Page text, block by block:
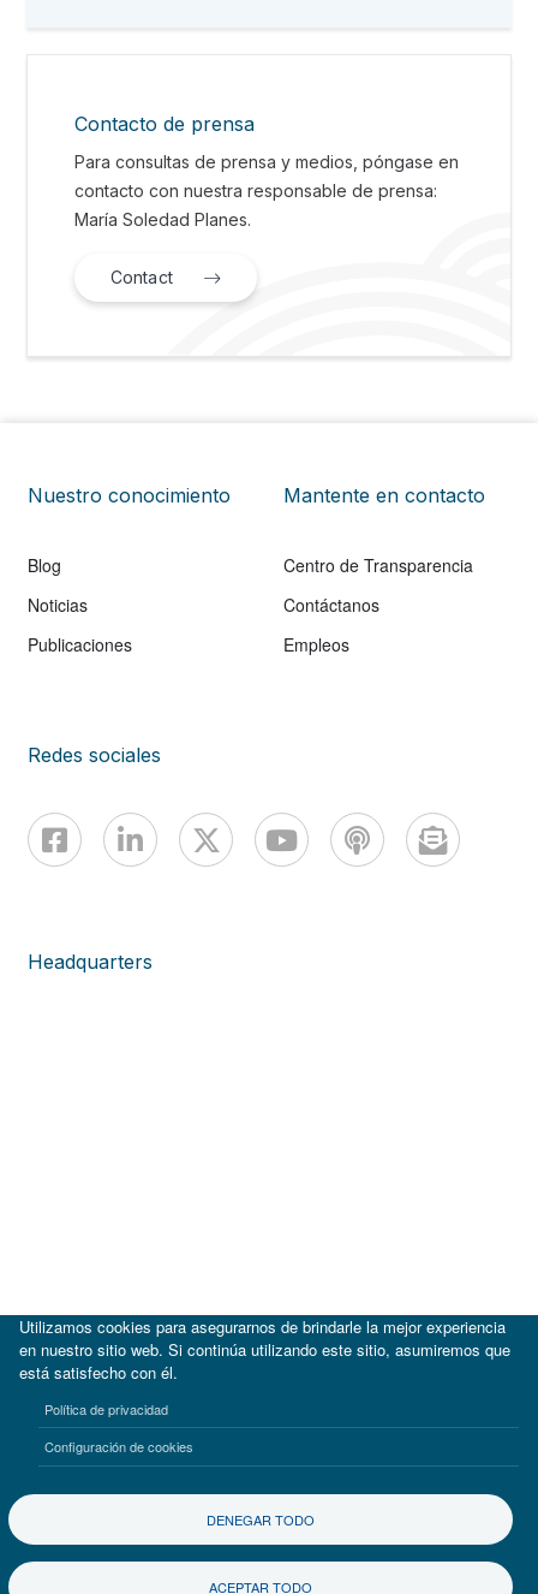
Contacto de prensa
Para consultas de prensa y medios, póngase en
contacto con nuestra responsable de prensa:
María Soledad Planes.
Contact
Nuestro conocimiento
Blog
Noticias
Publicaciones
Mantente en contacto
Centro de Transparencia
Contáctanos
Empleos
Redes sociales
Headquarters
Términos de uso Aviso de privacidad
Utilizamos cookies para asegurarnos de brindarle la mejor experiencia
en nuestro sitio web. Si continúa utilizando este sitio, asumiremos que
está satisfecho con él.
Política de privacidad
Configuración de cookies
DENEGAR TODO
ACEPTAR TODO